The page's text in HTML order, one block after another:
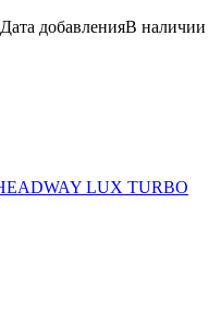
Дата добавленияВ наличии